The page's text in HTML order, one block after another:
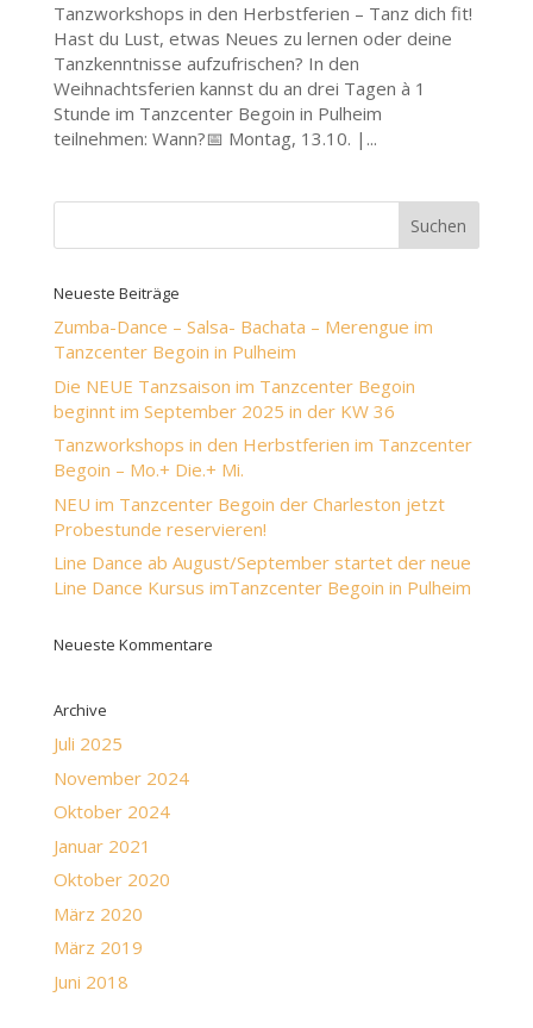
Tanzworkshops in den Herbstferien – Tanz dich fit!
Hast du Lust, etwas Neues zu lernen oder deine
Tanzkenntnisse aufzufrischen? In den
Weihnachtsferien kannst du an drei Tagen à 1
Stunde im Tanzcenter Begoin in Pulheim
teilnehmen: Wann?📅 Montag, 13.10. |...
Neueste Beiträge
Zumba-Dance – Salsa- Bachata – Merengue im
Tanzcenter Begoin in Pulheim
Die NEUE Tanzsaison im Tanzcenter Begoin
beginnt im September 2025 in der KW 36
Tanzworkshops in den Herbstferien im Tanzcenter
Begoin – Mo.+ Die.+ Mi.
NEU im Tanzcenter Begoin der Charleston jetzt
Probestunde reservieren!
Line Dance ab August/September startet der neue
Line Dance Kursus imTanzcenter Begoin in Pulheim
Neueste Kommentare
Archive
Juli 2025
November 2024
Oktober 2024
Januar 2021
Oktober 2020
März 2020
März 2019
Juni 2018